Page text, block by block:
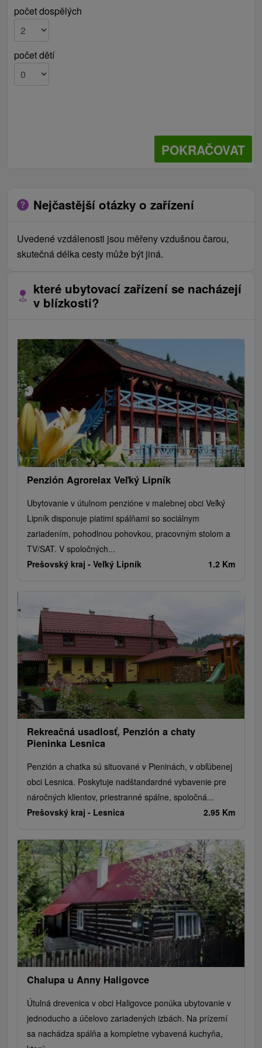
počet dospělých
počet dětí
POKRAČOVAT
Nejčastější otázky o zařízení
Uvedené vzdálenosti jsou měřeny vzdušnou čarou,
skutečná délka cesty může být jiná.
které ubytovací zařízení se nacházejí
v blízkosti?
Penzión Agrorelax Veľký Lipník
Ubytovanie v útulnom penzióne v malebnej obci Veľký
Lipník disponuje piatimi spálňami so sociálnym
zariadením, pohodlnou pohovkou, pracovným stolom a
TV/SAT. V spoločných...
Prešovský kraj - Veľký Lipník 1.2 Km
Rekreačná usadlosť, Penzión a chaty
Pieninka Lesnica
Penzión a chatka sú situované v Pieninách, v obľúbenej
obci Lesnica. Poskytuje nadštandardné vybavenie pre
náročných klientov, priestranné spálne, spoločná...
Prešovský kraj - Lesnica 2.95 Km
Chalupa u Anny Haligovce
Útulná drevenica v obci Haligovce ponúka ubytovanie v
jednoducho a účelovo zariadených izbách. Na prízemí
sa nachádza spálňa a kompletne vybavená kuchyňa,